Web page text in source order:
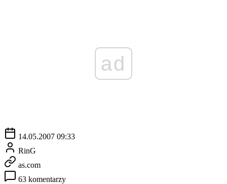
ad
14.05.2007 09:33
RinG
as.com
63 komentarzy